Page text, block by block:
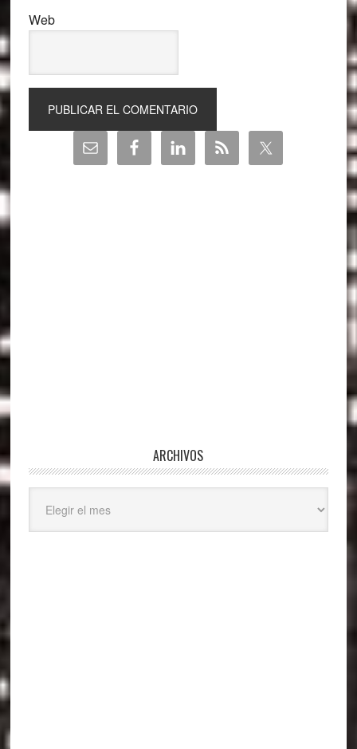
Web
Barra
lateral
ARCHIVOS